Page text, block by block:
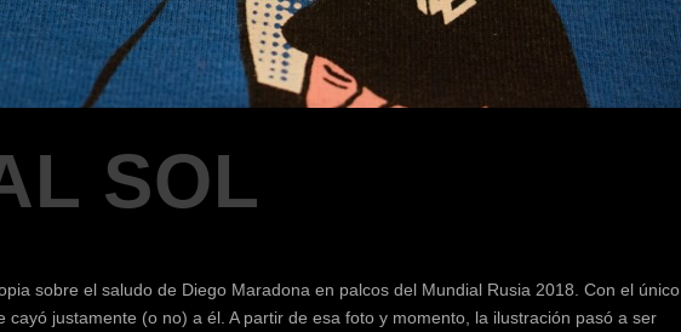
SOL
sobre el saludo de Diego Maradona en palcos del Mundial Rusia 2018. Con el único
cayó justamente (o no) a él. A partir de esa foto y momento, la ilustración pasó a ser